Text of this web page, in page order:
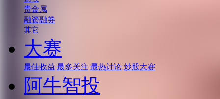
贵金属
融资融券
其它
大赛
最佳收益 最多关注 最热讨论 炒股大赛
阿牛智投